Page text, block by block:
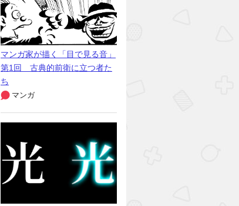
マンガ家が描く「目で見る音」
第1回 古典的前衛に立つ者た
ち
マンガ